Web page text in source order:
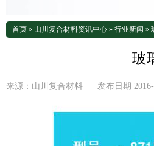
首页 » 山川复合材料资讯中心 » 行业新闻 »
玻
来源： 山川复合材料 发布日期